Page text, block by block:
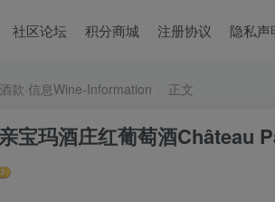
社区论坛 积分商城 注册协议 隐私声
酒款·信息Wine-Information 正文
宝玛酒庄红葡萄酒Château